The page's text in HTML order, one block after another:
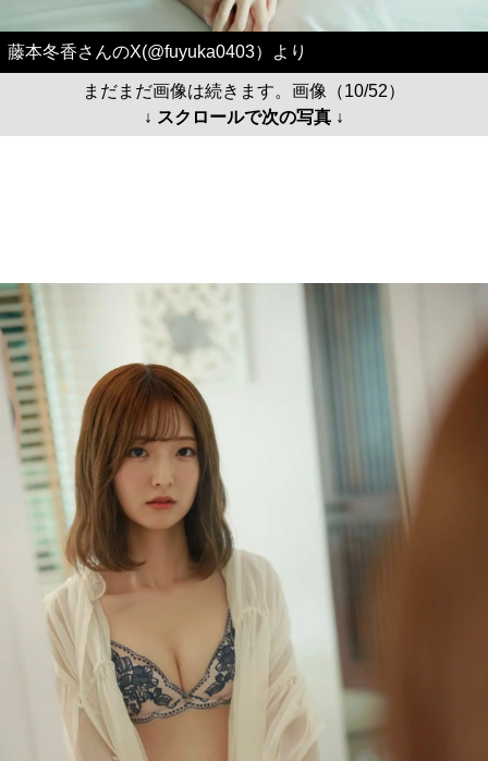
藤本冬香さんのX(@fuyuka0403）より
まだまだ画像は続きます。画像（10/52）
↓ スクロールで次の写真 ↓